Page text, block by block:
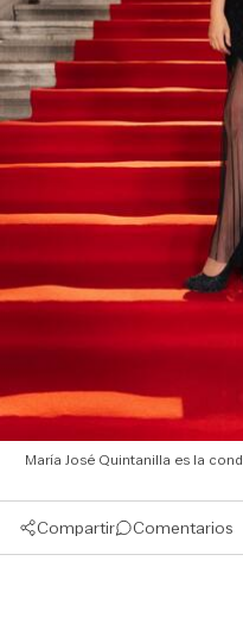
María José Quintanilla es la
Compartir Comentarios